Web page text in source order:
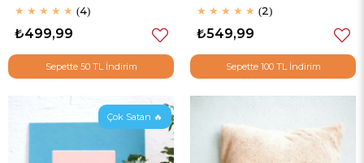
★ ★ ★ ★ ★ 4
₺499,99
Sepette 50 TL İndirim
★ ★ ★ ★ ★ 2
₺549,99
Sepette 100 TL İndirim
Çok Satan 🔥